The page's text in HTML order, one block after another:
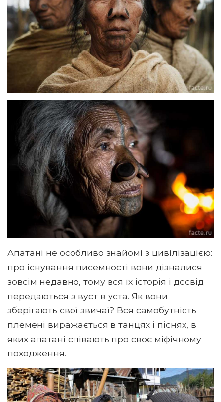
Апатані не особливо знайомі з цивілізацією:
про існування писемності вони дізналися
зовсім недавно, тому вся їх історія і досвід
передаються з вуст в уста. Як вони
зберігають свої звичаї? Вся самобутність
племені виражається в танцях і піснях, в
яких апатані співають про своє міфічному
походження.